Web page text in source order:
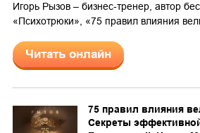
Игорь Рызов – бизнес-тренер, автор
«Психотрюки», «75 правил влияния
Читать онлайн
75 правил влияния
Секреты